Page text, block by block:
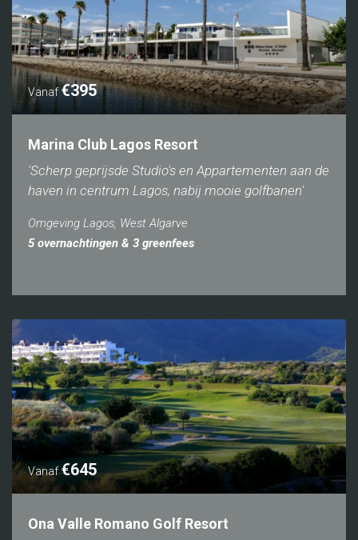
Vanaf€395
Marina Club Lagos Resort
'Scherp geprijsde Studio's en Appartementen aan de
haven in centrum Lagos, nabij mooie golfbanen'
Omgeving Lagos, West Algarve
5 overnachtingen & 3 greenfees
Vanaf€645
Ona Valle Romano Golf Resort